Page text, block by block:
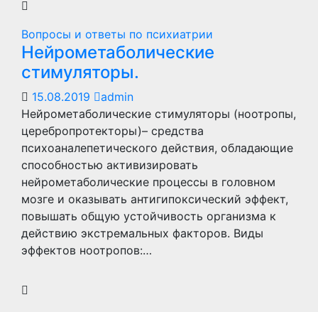
Вопросы и ответы по психиатрии
Нейрометаболические
стимуляторы.
15.08.2019
admin
Нейрометаболические стимуляторы (ноотропы,
церебропротекторы)– средства
психоаналепетического действия, обладающие
способностью активизировать
нейрометаболические процессы в головном
мозге и оказывать антигипоксический эффект,
повышать общую устойчивость организма к
действию экстремальных факторов. Виды
эффектов ноотропов:…